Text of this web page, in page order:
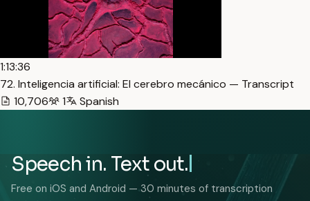
1:13:36
72. Inteligencia artificial: El cerebro mecánico — Transcript
10,706
1 Spanish
Speech in. Text out.
Free on iOS and Android — 30 minutes of transcription